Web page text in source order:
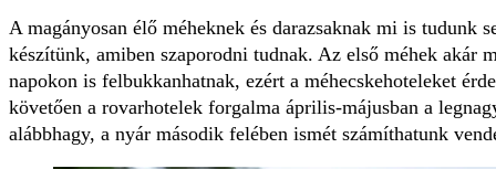
A magányosan élő méheknek és darazsaknak mi is tudunk
készítünk, amiben szaporodni tudnak. Az első méhek akár
napokon is felbukkanhatnak, ezért a méhecskehoteleket
követően a rovarhotelek forgalma április-májusban a
alábbhagy, a nyár második felében ismét számíthatunk